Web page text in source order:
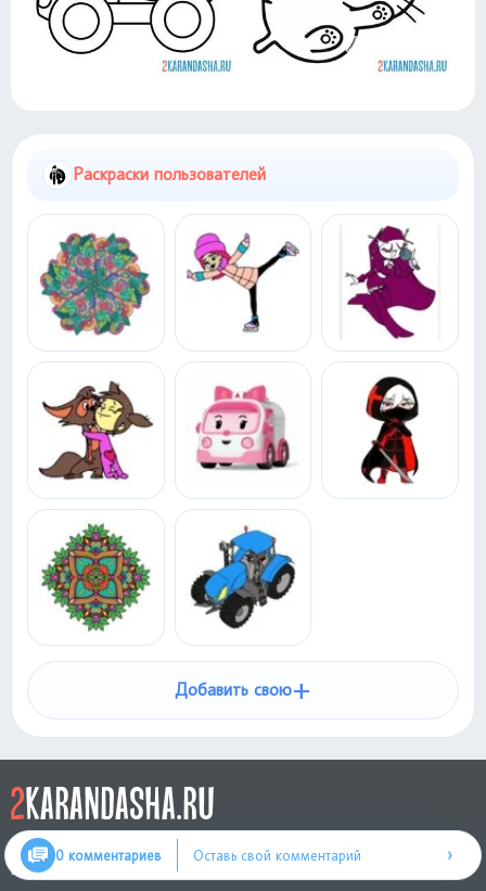
Раскраски пользователей
Добавить свою+
0 комментариев Оставь свой комментарий ›
удобный и функциональный сайт для творчества детей и
взрослых. Здесь можно найти картинки-раскраски для